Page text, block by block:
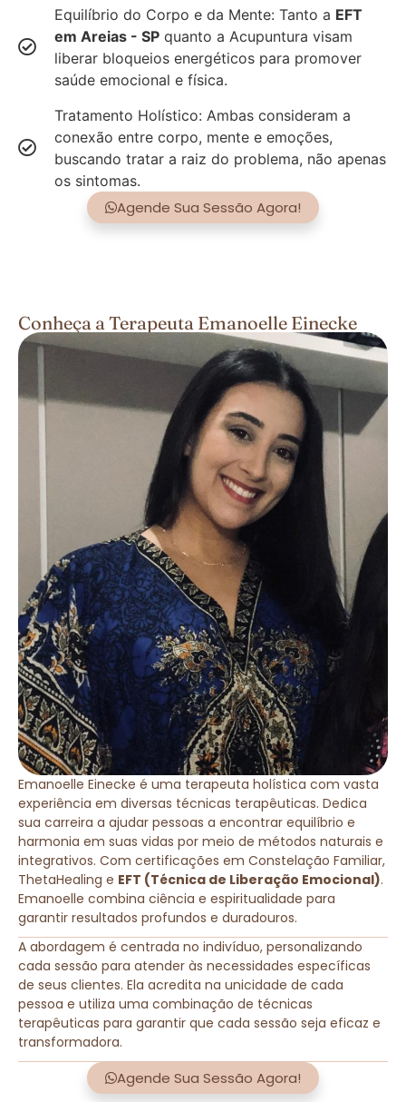
Equilíbrio do Corpo e da Mente: Tanto a EFT
em Areias - SP quanto a Acupuntura visam
liberar bloqueios energéticos para promover
saúde emocional e física.
Tratamento Holístico: Ambas consideram a
conexão entre corpo, mente e emoções,
buscando tratar a raiz do problema, não apenas
os sintomas.
Agende Sua Sessão Agora!
Conheça a Terapeuta Emanoelle Einecke
Emanoelle Einecke é uma terapeuta holística com vasta
experiência em diversas técnicas terapêuticas. Dedica
sua carreira a ajudar pessoas a encontrar equilíbrio e
harmonia em suas vidas por meio de métodos naturais e
integrativos. Com certificações em Constelação Familiar,
ThetaHealing e EFT (Técnica de Liberação Emocional).
Emanoelle combina ciência e espiritualidade para
garantir resultados profundos e duradouros.
A abordagem é centrada no indivíduo, personalizando
cada sessão para atender às necessidades específicas
de seus clientes. Ela acredita na unicidade de cada
pessoa e utiliza uma combinação de técnicas
terapêuticas para garantir que cada sessão seja eficaz e
transformadora.
Agende Sua Sessão Agora!